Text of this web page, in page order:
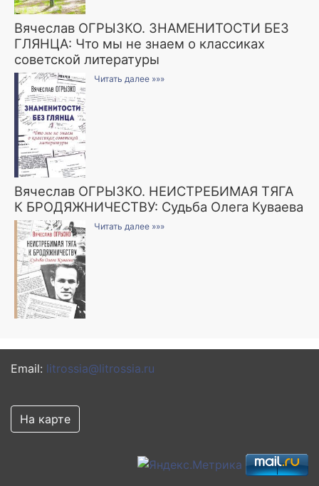
Вячеслав ОГРЫЗКО. ЗНАМЕНИТОСТИ БЕЗ
ГЛЯНЦА: Что мы не знаем о классиках
советской литературы
Читать далее »»»
Вячеслав ОГРЫЗКО. НЕИСТРЕБИМАЯ ТЯГА
К БРОДЯЖНИЧЕСТВУ: Судьба Олега Куваева
Читать далее »»»
Email: litrossia@litrossia.ru
На карте